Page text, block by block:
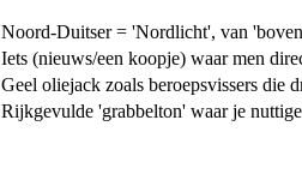
Noord-Duitser = 'Nordlicht', van
Iets (nieuws/een koopje) waar men
Geel oliejack zoals beroepsvissers die
Rijkgevulde 'grabbelton' waar je